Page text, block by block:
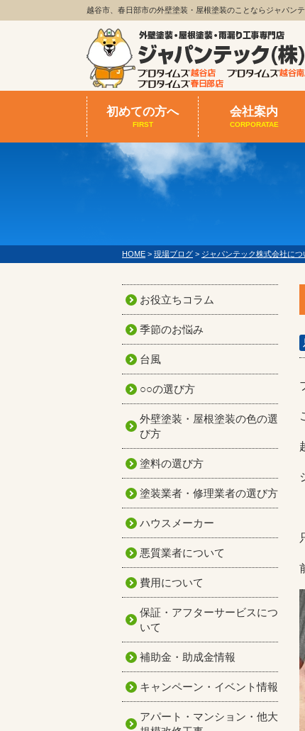
越谷市、春日部市の外壁塗装・屋根塗装のことならジャパン
初めての方へ
FIRST
会社案内
CORPORATAE
HOME > 現場ブログ > ジャパンテック株式会社につ
お役立ちコラム
季節のお悩み
台風
○○の選び方
外壁塗装・屋根塗装の色の選
び方
塗料の選び方
塗装業者・修理業者の選び方
ハウスメーカー
悪質業者について
費用について
保証・アフターサービスにつ
いて
補助金・助成金情報
キャンペーン・イベント情報
アパート・マンション・他大